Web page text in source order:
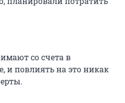
со счета в
и повлиять на это никак